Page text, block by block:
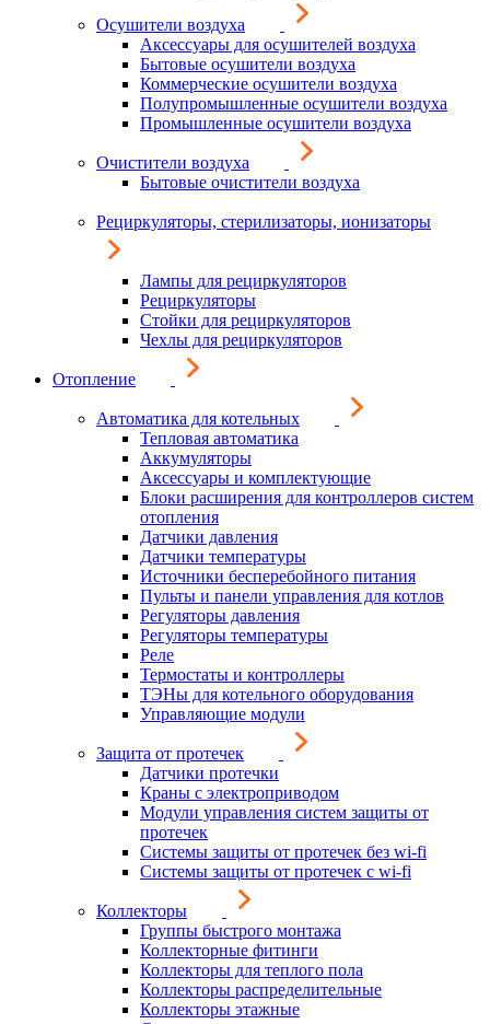
Осушители воздуха
Аксессуары для осушителей воздуха
Бытовые осушители воздуха
Коммерческие осушители воздуха
Полупромышленные осушители воздуха
Промышленные осушители воздуха
Очистители воздуха
Бытовые очистители воздуха
Рециркуляторы, стерилизаторы, ионизаторы
Лампы для рециркуляторов
Рециркуляторы
Стойки для рециркуляторов
Чехлы для рециркуляторов
Отопление
Автоматика для котельных
Тепловая автоматика
Аккумуляторы
Аксессуары и комплектующие
Блоки расширения для контроллеров систем
отопления
Датчики давления
Датчики температуры
Источники бесперебойного питания
Пульты и панели управления для котлов
Регуляторы давления
Регуляторы температуры
Реле
Термостаты и контроллеры
ТЭНы для котельного оборудования
Управляющие модули
Защита от протечек
Датчики протечки
Краны с электроприводом
Модули управления систем защиты от
протечек
Системы защиты от протечек без wi-fi
Системы защиты от протечек с wi-fi
Коллекторы
Группы быстрого монтажа
Коллекторные фитинги
Коллекторы для теплого пола
Коллекторы распределительные
Коллекторы этажные